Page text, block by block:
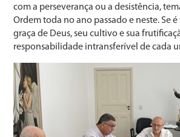
com a perseverança ou a desistência,
Ordem toda no ano passado e neste. Se
graça de Deus, seu cultivo e sua
responsabilidade intransferível de cada